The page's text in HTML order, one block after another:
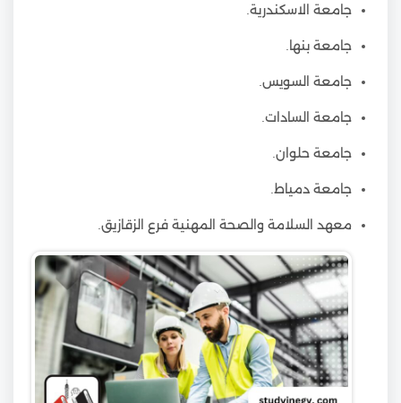
جامعة الاسكندرية.
جامعة بنها.
جامعة السويس.
جامعة السادات.
جامعة حلوان.
جامعة دمياط.
معهد السلامة والصحة المهنية فرع الزقازيق.